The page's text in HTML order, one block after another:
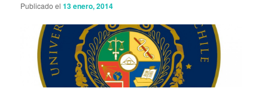
Publicado el13 enero, 2014